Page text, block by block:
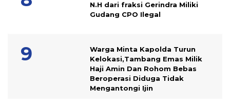
N.H dari fraksi Gerindra Miliki
Gudang CPO Ilegal
Warga Minta Kapolda Turun
Kelokasi,Tambang Emas Milik
Haji Amin Dan Rohom Bebas
Beroperasi Diduga Tidak
Mengantongi Ijin